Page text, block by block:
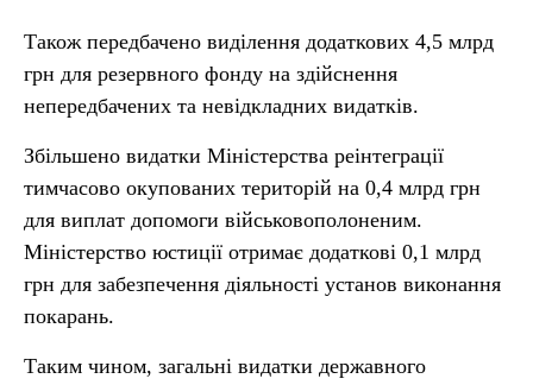
Також передбачено виділення додаткових 4,5 млрд
грн для резервного фонду на здійснення
непередбачених та невідкладних видатків.
Збільшено видатки Міністерства реінтеграції
тимчасово окупованих територій на 0,4 млрд грн
для виплат допомоги військовополоненим.
Міністерство юстиції отримає додаткові 0,1 млрд
грн для забезпечення діяльності установ виконання
покарань.
Таким чином, загальні видатки державного